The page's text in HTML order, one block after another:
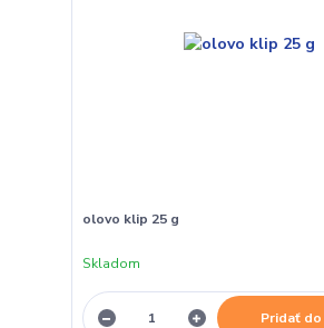
olovo klip 25 g
Skladom
Pridať